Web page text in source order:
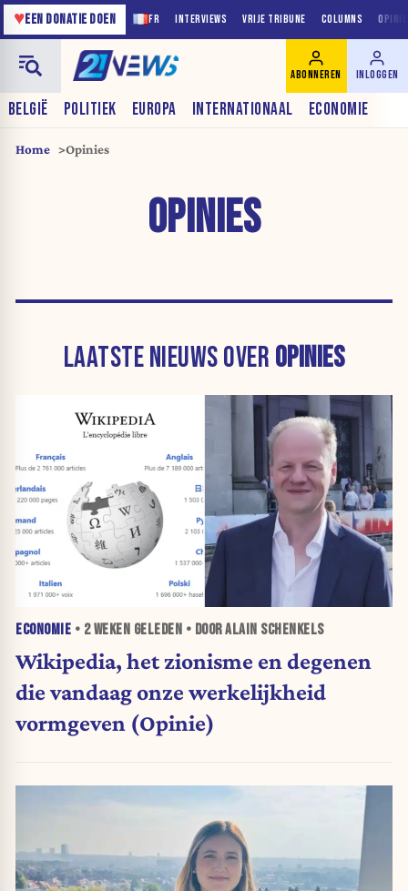
FR INTERVIEWS VRIJE TRIBUNE COLUMNS
♥EEN DONATIE DOEN
BELGIË POLITIEK EUROPA INTERNATIONAAL ECONOMIE
ABONNEREN INLOGGEN
Home Opinies
OPINIES
LAATSTE NIEUWS OVER OPINIES
ECONOMIE • 2 WEKEN GELEDEN • DOOR ALAIN SCHENKELS
Wikipedia, het zionisme en degenen
die vandaag onze werkelijkheid
vormgeven (Opinie)